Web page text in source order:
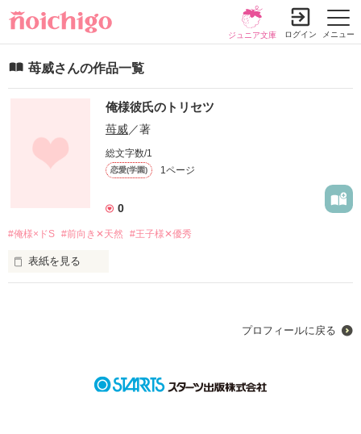
メニュー
ジュニア文庫 ログイン
苺威さんの作品一覧
俺様彼氏のトリセツ
苺威／著
総文字数/1
恋愛(学園) 1ページ
0
#俺様×ドS #前向き✕天然 #王子様✕優秀
表紙を見る
プロフィールに戻る